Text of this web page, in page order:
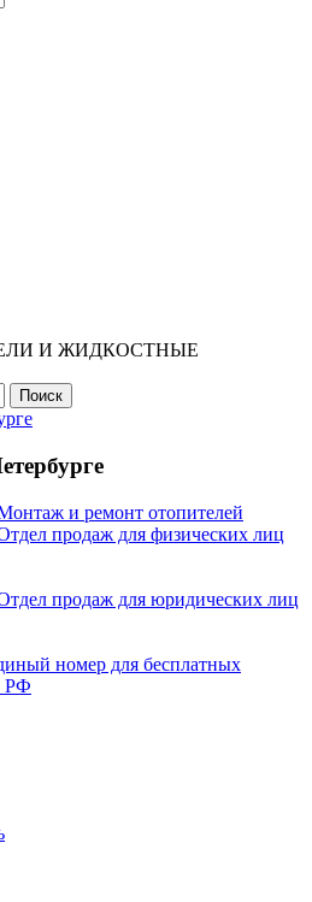
И ЖИДКОСТНЫЕ
и ремонт отопителей
продаж для физических лиц
продаж для юридических лиц
номер для бесплатных
РФ